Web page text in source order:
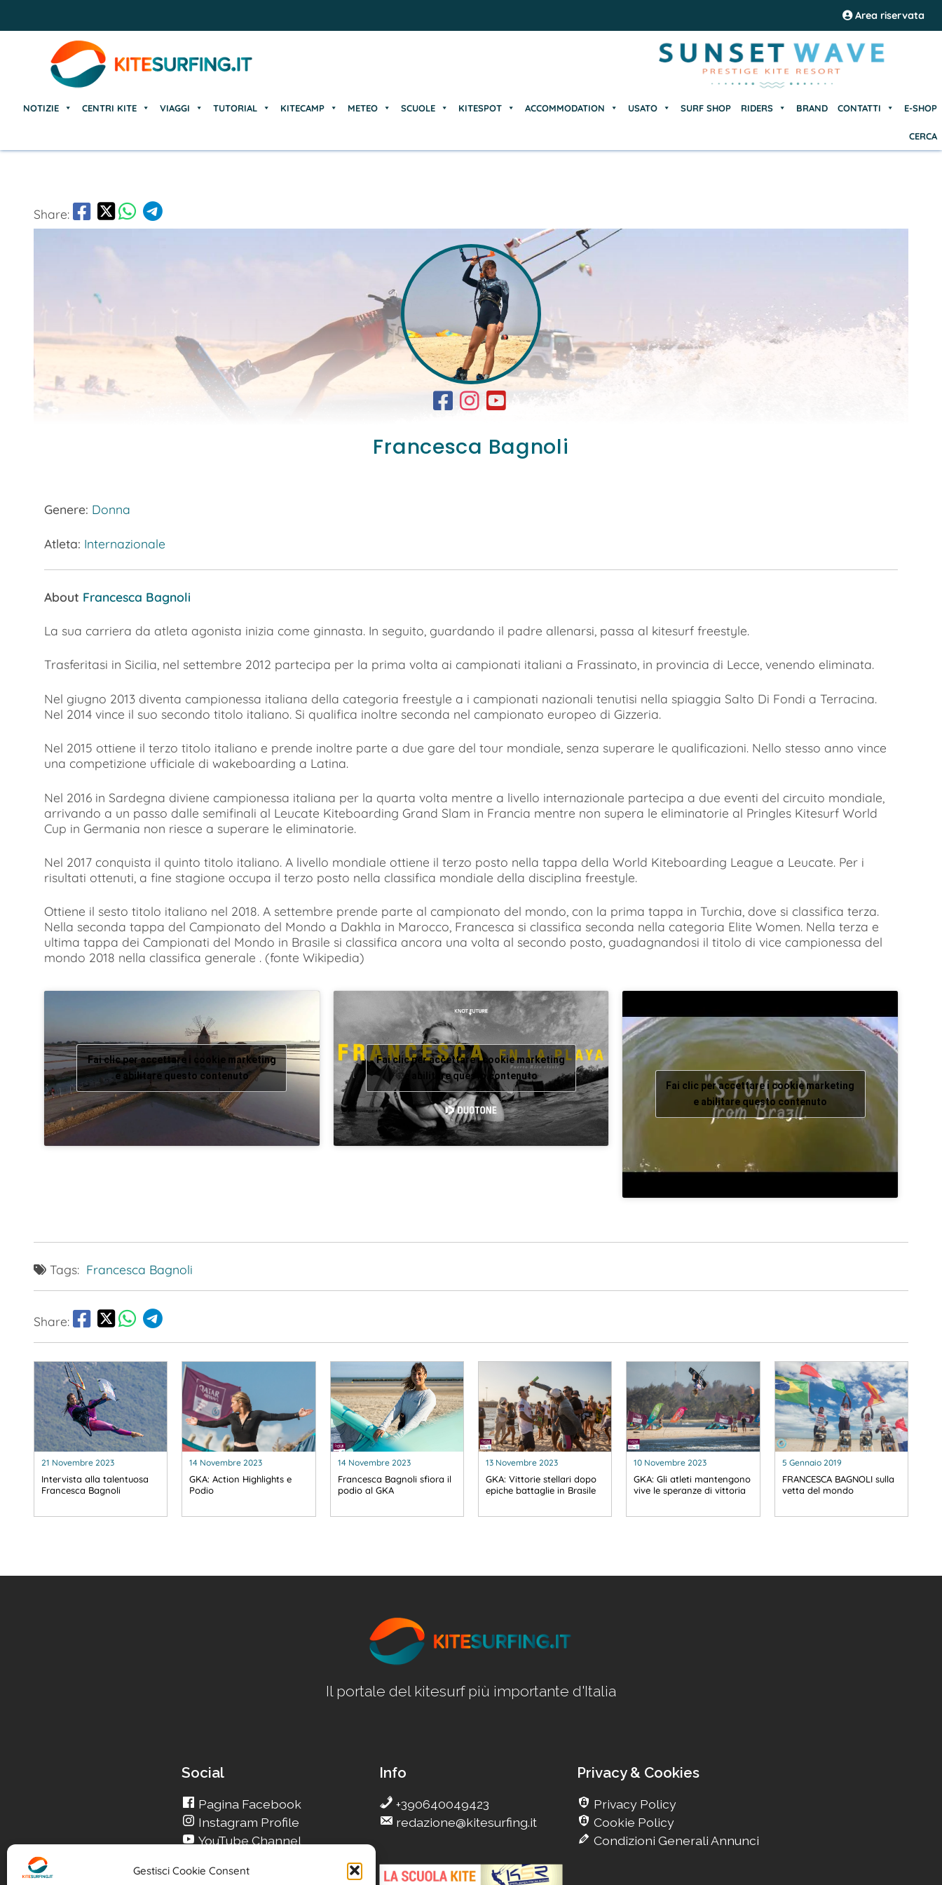
Gestisci Cookie Consent
Area riservata
NOTIZIE CENTRI KITE VIAGGI TUTORIAL KITECAMP METEO SCUOLE KITESPOT ACCOMMODATION USATO SURF SHOP RIDERS BRAND CONTATTI E-SHOP
CERCA
Share:
Francesca Bagnoli
Genere: Donna
Atleta: Internazionale
About Francesca Bagnoli
La sua carriera da atleta agonista inizia come ginnasta. In seguito, guardando il padre allenarsi, passa al kitesurf freestyle.
Trasferitasi in Sicilia, nel settembre 2012 partecipa per la prima volta ai campionati italiani a Frassinato, in provincia di Lecce, venendo eliminata.
Nel giugno 2013 diventa campionessa italiana della categoria freestyle a i campionati nazionali tenutisi nella spiaggia Salto Di Fondi a Terracina.
Nel 2014 vince il suo secondo titolo italiano. Si qualifica inoltre seconda nel campionato europeo di Gizzeria.
Nel 2015 ottiene il terzo titolo italiano e prende inoltre parte a due gare del tour mondiale, senza superare le qualificazioni. Nello stesso anno vince
una competizione ufficiale di wakeboarding a Latina.
Nel 2016 in Sardegna diviene campionessa italiana per la quarta volta mentre a livello internazionale partecipa a due eventi del circuito mondiale,
arrivando a un passo dalle semifinali al Leucate Kiteboarding Grand Slam in Francia mentre non supera le eliminatorie al Pringles Kitesurf World
Cup in Germania non riesce a superare le eliminatorie.
Nel 2017 conquista il quinto titolo italiano. A livello mondiale ottiene il terzo posto nella tappa della World Kiteboarding League a Leucate. Per i
risultati ottenuti, a fine stagione occupa il terzo posto nella classifica mondiale della disciplina freestyle.
Ottiene il sesto titolo italiano nel 2018. A settembre prende parte al campionato del mondo, con la prima tappa in Turchia, dove si classifica terza.
Nella seconda tappa del Campionato del Mondo a Dakhla in Marocco, Francesca si classifica seconda nella categoria Elite Women. Nella terza e
ultima tappa dei Campionati del Mondo in Brasile si classifica ancora una volta al secondo posto, guadagnandosi il titolo di vice campionessa del
mondo 2018 nella classifica generale . (fonte Wikipedia)
Fai clic per accettare i cookie marketing
e abilitare questo contenuto
Fai clic per accettare i cookie marketing
e abilitare questo contenuto
Fai clic per accettare i cookie marketing
e abilitare questo contenuto
Tags: Francesca Bagnoli
Share:
21 Novembre 2023
Intervista alla talentuosa
Francesca Bagnoli
14 Novembre 2023
GKA: Action Highlights e
Podio
14 Novembre 2023
Francesca Bagnoli sfiora il
podio al GKA
13 Novembre 2023
GKA: Vittorie stellari dopo
epiche battaglie in Brasile
10 Novembre 2023
GKA: Gli atleti mantengono
vive le speranze di vittoria
5 Gennaio 2019
FRANCESCA BAGNOLI sulla
vetta del mondo
Il portale del kitesurf più importante d'Italia
Social
Pagina Facebook
Instagram Profile
YouTube Channel
Info
+390640049423
redazione@kitesurfing.it
Privacy & Cookies
Privacy Policy
Cookie Policy
Condizioni Generali Annunci